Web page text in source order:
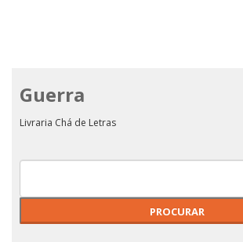
Guerra
Livraria Chá de Letras